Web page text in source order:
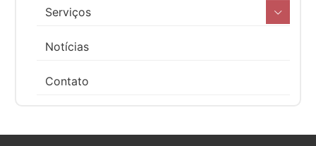
Serviços
Notícias
Contato